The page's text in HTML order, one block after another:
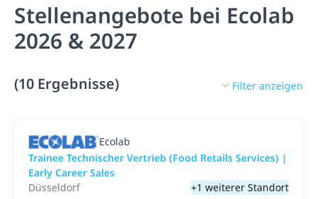
Stellenangebote bei Ecolab
2026 & 2027
(10 Ergebnisse) Filter anzeigen
Ecolab
Trainee Technischer Vertrieb (Food Retails Services) |
Early Career Sales
Düsseldorf
+1 weiterer Standort